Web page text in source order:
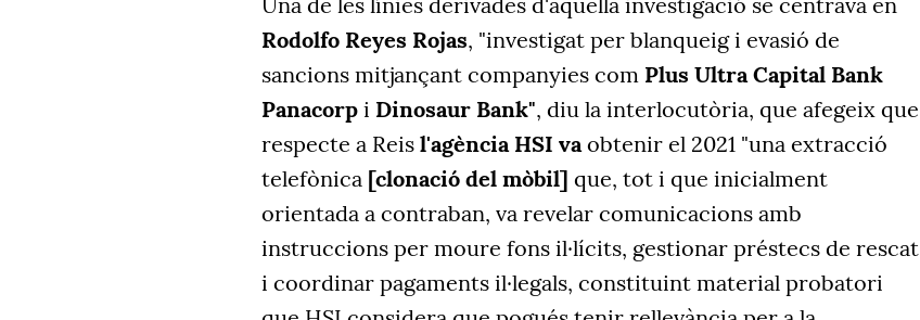
Rodolfo Reyes Rojas, "investigat per blanqueig i evasió de
sancions mitjançant companyies com Plus Ultra Capital Bank
Panacorp i Dinosaur Bank", diu la interlocutòria, que afegeix que
respecte a Reis l'agència HSI vaobtenir el 2021 "una extracció
telefònica [clonació del mòbil] que, tot i que inicialment
orientada a contraban, va revelar comunicacions amb
instruccions per moure fons il·lícits, gestionar préstecs de rescat
i coordinar pagaments il·legals, constituint material probatori